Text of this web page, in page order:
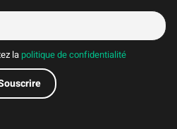
la politique de confidentialité